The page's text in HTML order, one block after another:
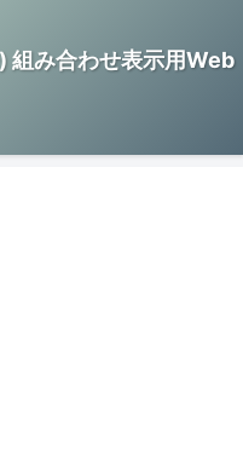
組み合わせ表示用Web